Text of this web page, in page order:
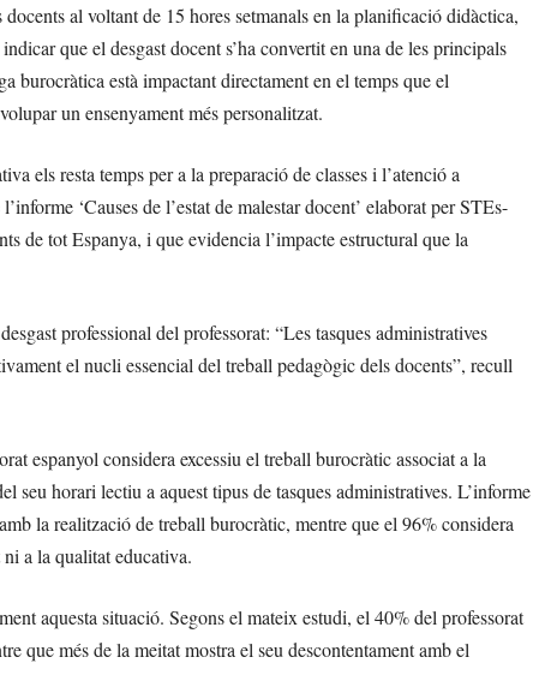
al voltant de 15 hores setmanals en la planificació didàctica,
que el desgast docent s’ha convertit en una de les principals
burocràtica està impactant directament en el temps que el
un ensenyament més personalitzat.
els resta temps per a la preparació de classes i l’atenció a
‘Causes de l’estat de malestar docent’ elaborat per STEs-
de tot Espanya, i que evidencia l’impacte estructural que la
professional del professorat: “Les tasques administratives
el nucli essencial del treball pedagògic dels docents”, recull
espanyol considera excessiu el treball burocràtic associat a la
seu horari lectiu a aquest tipus de tasques administratives. L’informe
la realització de treball burocràtic, mentre que el 96% considera
a la qualitat educativa.
aquesta situació. Segons el mateix estudi, el 40% del professorat
que més de la meitat mostra el seu descontentament amb el